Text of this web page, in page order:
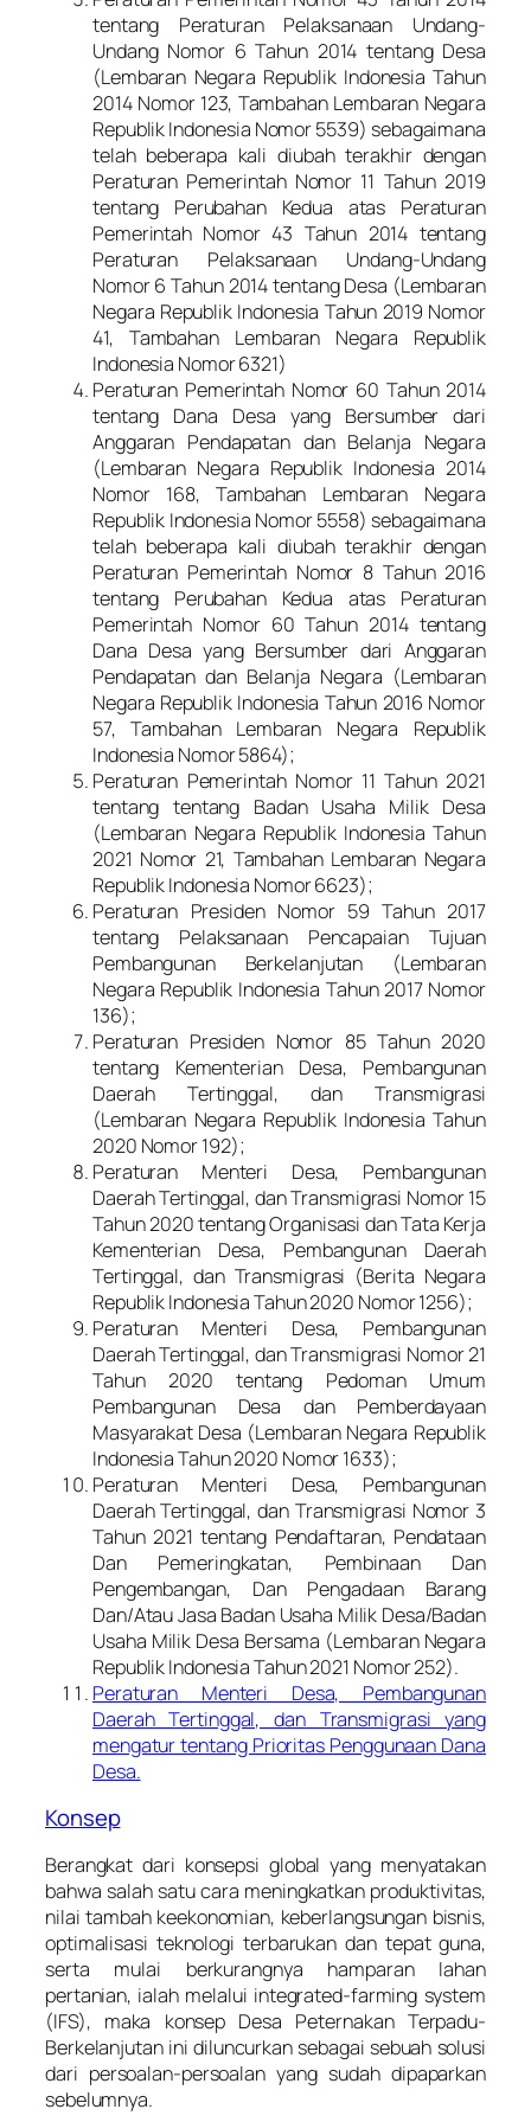
tentang Peraturan Pelaksanaan Undang-
Undang Nomor 6 Tahun 2014 tentang Desa
(Lembaran Negara Republik Indonesia Tahun
2014 Nomor 123, Tambahan Lembaran Negara
Republik Indonesia Nomor 5539) sebagaimana
telah beberapa kali diubah terakhir dengan
Peraturan Pemerintah Nomor 11 Tahun 2019
tentang Perubahan Kedua atas Peraturan
Pemerintah Nomor 43 Tahun 2014 tentang
Peraturan Pelaksanaan Undang-Undang
Nomor 6 Tahun 2014 tentang Desa (Lembaran
Negara Republik Indonesia Tahun 2019 Nomor
41, Tambahan Lembaran Negara Republik
Indonesia Nomor 6321)
Peraturan Pemerintah Nomor 60 Tahun 2014
tentang Dana Desa yang Bersumber dari
Anggaran Pendapatan dan Belanja Negara
(Lembaran Negara Republik Indonesia 2014
Nomor 168, Tambahan Lembaran Negara
Republik Indonesia Nomor 5558) sebagaimana
telah beberapa kali diubah terakhir dengan
Peraturan Pemerintah Nomor 8 Tahun 2016
tentang Perubahan Kedua atas Peraturan
Pemerintah Nomor 60 Tahun 2014 tentang
Dana Desa yang Bersumber dari Anggaran
Pendapatan dan Belanja Negara (Lembaran
Negara Republik Indonesia Tahun 2016 Nomor
57, Tambahan Lembaran Negara Republik
Indonesia Nomor 5864);
Peraturan Pemerintah Nomor 11 Tahun 2021
tentang tentang Badan Usaha Milik Desa
(Lembaran Negara Republik Indonesia Tahun
2021 Nomor 21, Tambahan Lembaran Negara
Republik Indonesia Nomor 6623);
Peraturan Presiden Nomor 59 Tahun 2017
tentang Pelaksanaan Pencapaian Tujuan
Pembangunan Berkelanjutan (Lembaran
Negara Republik Indonesia Tahun 2017 Nomor
136);
Peraturan Presiden Nomor 85 Tahun 2020
tentang Kementerian Desa, Pembangunan
Daerah Tertinggal, dan Transmigrasi
(Lembaran Negara Republik Indonesia Tahun
2020 Nomor 192);
Peraturan Menteri Desa, Pembangunan
Daerah Tertinggal, dan Transmigrasi Nomor 15
Tahun 2020 tentang Organisasi dan Tata Kerja
Kementerian Desa, Pembangunan Daerah
Tertinggal, dan Transmigrasi (Berita Negara
Republik Indonesia Tahun 2020 Nomor 1256);
Peraturan Menteri Desa, Pembangunan
Daerah Tertinggal, dan Transmigrasi Nomor 21
Tahun 2020 tentang Pedoman Umum
Pembangunan Desa dan Pemberdayaan
Masyarakat Desa (Lembaran Negara Republik
Indonesia Tahun 2020 Nomor 1633);
Peraturan Menteri Desa, Pembangunan
Daerah Tertinggal, dan Transmigrasi Nomor 3
Tahun 2021 tentang Pendaftaran, Pendataan
Dan Pemeringkatan, Pembinaan Dan
Pengembangan, Dan Pengadaan Barang
Dan/Atau Jasa Badan Usaha Milik Desa/Badan
Usaha Milik Desa Bersama (Lembaran Negara
Republik Indonesia Tahun 2021 Nomor 252).
Peraturan Menteri Desa, Pembangunan
Daerah Tertinggal, dan Transmigrasi yang
mengatur tentang Prioritas Penggunaan Dana
Desa.
Konsep
Berangkat dari konsepsi global yang menyatakan
bahwa salah satu cara meningkatkan produktivitas,
nilai tambah keekonomian, keberlangsungan bisnis,
optimalisasi teknologi terbarukan dan tepat guna,
serta mulai berkurangnya hamparan lahan
pertanian, ialah melalui integrated-farming system
(IFS), maka konsep Desa Peternakan Terpadu-
Berkelanjutan ini diluncurkan sebagai sebuah solusi
dari persoalan-persoalan yang sudah dipaparkan
sebelumnya.